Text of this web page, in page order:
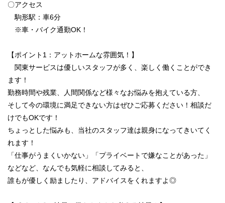
〇アクセス
駒形駅：車6分
※車・バイク通勤OK！
【ポイント1：アットホームな雰囲気！】
関東サービスは優しいスタッフが多く、楽しく働くことができ
ます！
勤務時間や残業、人間関係など様々なお悩みを抱えている方、
そして今の環境に満足できない方はぜひご応募ください！相談だ
けでもOKです！
ちょっとした悩みも、当社のスタッフ達は親身になってきいてく
れます！
「仕事がうまくいかない」「プライベートで嫌なことがあった」
などなど、なんでも気軽に相談してみると、
誰もが優しく励ましたり、アドバイスをくれますよ◎